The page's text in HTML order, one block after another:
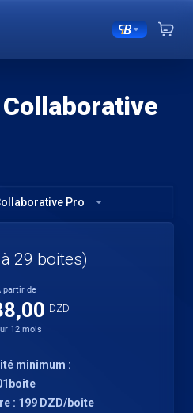
Pro
29 boites)
partir de
DZD
12 mois
minimum :
: 199 DZD/boite